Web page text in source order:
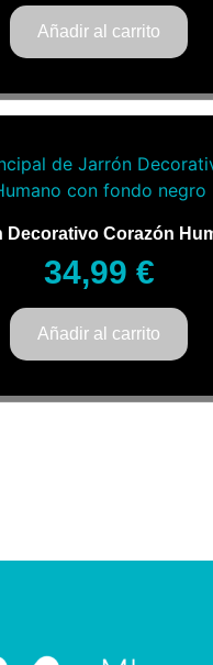
Añadir al carrito
Decorativo Corazón
34,99 €
Añadir al carrito